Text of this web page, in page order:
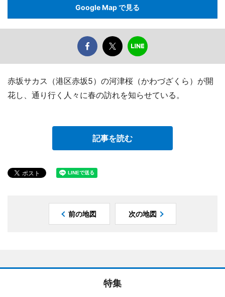
Google Map で見る
赤坂サカス（港区赤坂5）の河津桜（かわづざくら）が開
花し、通り行く人々に春の訪れを知らせている。
記事を読む
前の地図 次の地図
特集